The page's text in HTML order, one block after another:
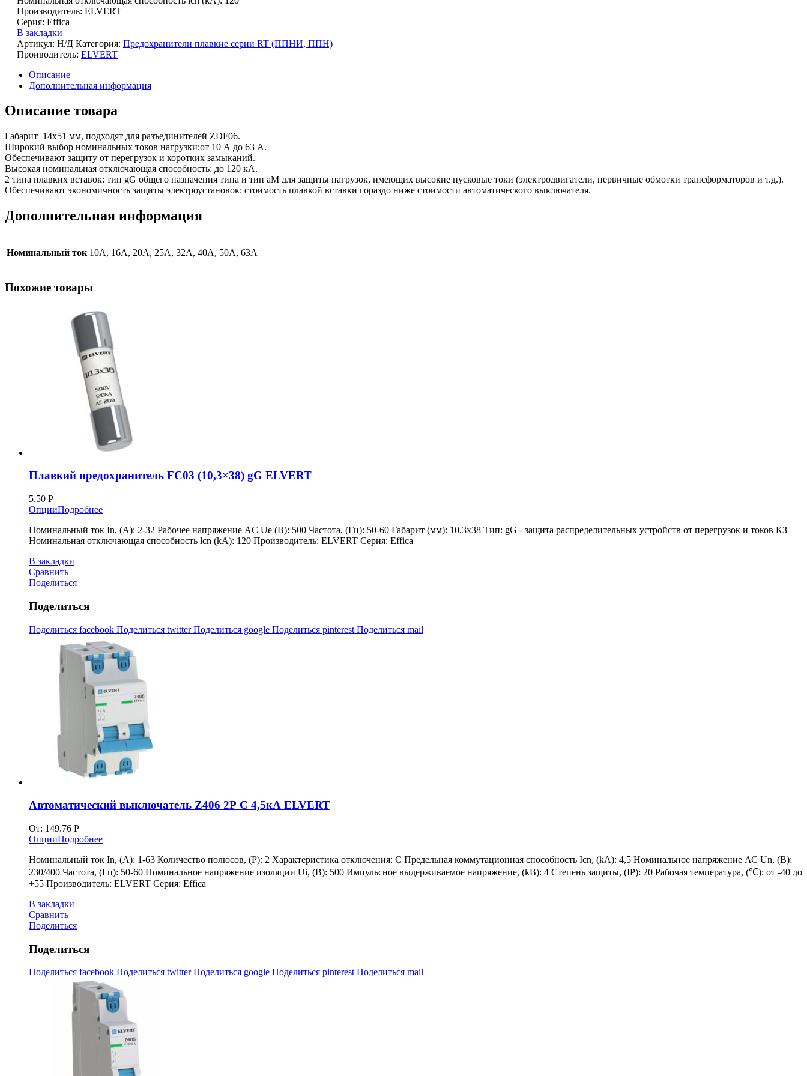
Производитель: ELVERT
Серия: Effica
В закладки
Артикул: Н/Д Категория: Предохранители плавкие серии RT (ППНИ, ППН)
Проиводитель: ELVERT
Описание
Дополнительная информация
Описание товара
Габарит 14х51 мм, подходят для разъединителей ZDF06.
Широкий выбор номинальных токов нагрузки:от 10 А до 63 А.
Обеспечивают защиту от перегрузок и коротких замыканий.
Высокая номинальная отключающая способность: до 120 кА.
2 типа плавких вставок: тип gG общего назначения типа и тип аМ для защиты нагрузок, имеющих высокие пусковые токи (электродвигатели, первичные обмотки трансформаторов и т.д.).
Обеспечивают экономичность защиты электроустановок: стоимость плавкой вставки гораздо ниже стоимости автоматического выключателя.
Дополнительная информация
Номинальный ток 10А, 16А, 20А, 25А, 32А, 40А, 50А, 63А
Похожие товары
Плавкий предохранитель FС03 (10,3×38) gG ELVERT
5.50 Р
ОпцииПодробнее
Номинальный ток In, (А): 2-32 Рабочее напряжение AC Ue (B): 500 Частота, (Гц): 50-60 Габарит (мм): 10,3x38 Тип: gG - защита распределительных устройств от перегрузок и токов КЗ
Номинальная отключающая способность lcn (kA): 120 Производитель: ELVERT Серия: Effica
В закладки
Сравнить
Поделиться
Поделиться
Поделиться facebook Поделиться twitterПоделиться google Поделиться pinterest Поделиться mail
Автоматический выключатель Z406 2Р C 4,5кА ELVERT
От: 149.76 Р
ОпцииПодробнее
Номинальный ток In, (А): 1-63 Количество полюсов, (P): 2 Характеристика отключения: C Предельная коммутационная способность Icn, (kA): 4,5 Номинальное напряжение АС Un, (В):
230/400 Частота, (Гц): 50-60 Номинальное напряжение изоляции Ui, (В): 500 Импульсное выдерживаемое напряжение, (kВ): 4 Степень защиты, (IP): 20 Рабочая температура, (℃): от -40 до
+55 Производитель: ELVERT Серия: Effica
В закладки
Сравнить
Поделиться
Поделиться
Поделиться facebook Поделиться twitterПоделиться google Поделиться pinterest Поделиться mail